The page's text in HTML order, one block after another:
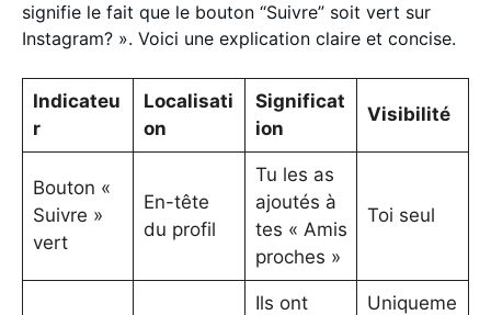
signifie le fait que le bouton “Suivre” soit vert sur
Instagram? ». Voici une explication claire et concise.
Indicateu
r
Localisati
on
Significat
ion
Visibilité
Bouton «
Suivre »
vert
En-tête
du profil
Tu les as
ajoutés à
tes « Amis
proches »
Toi seul
Ils ont Uniqueme